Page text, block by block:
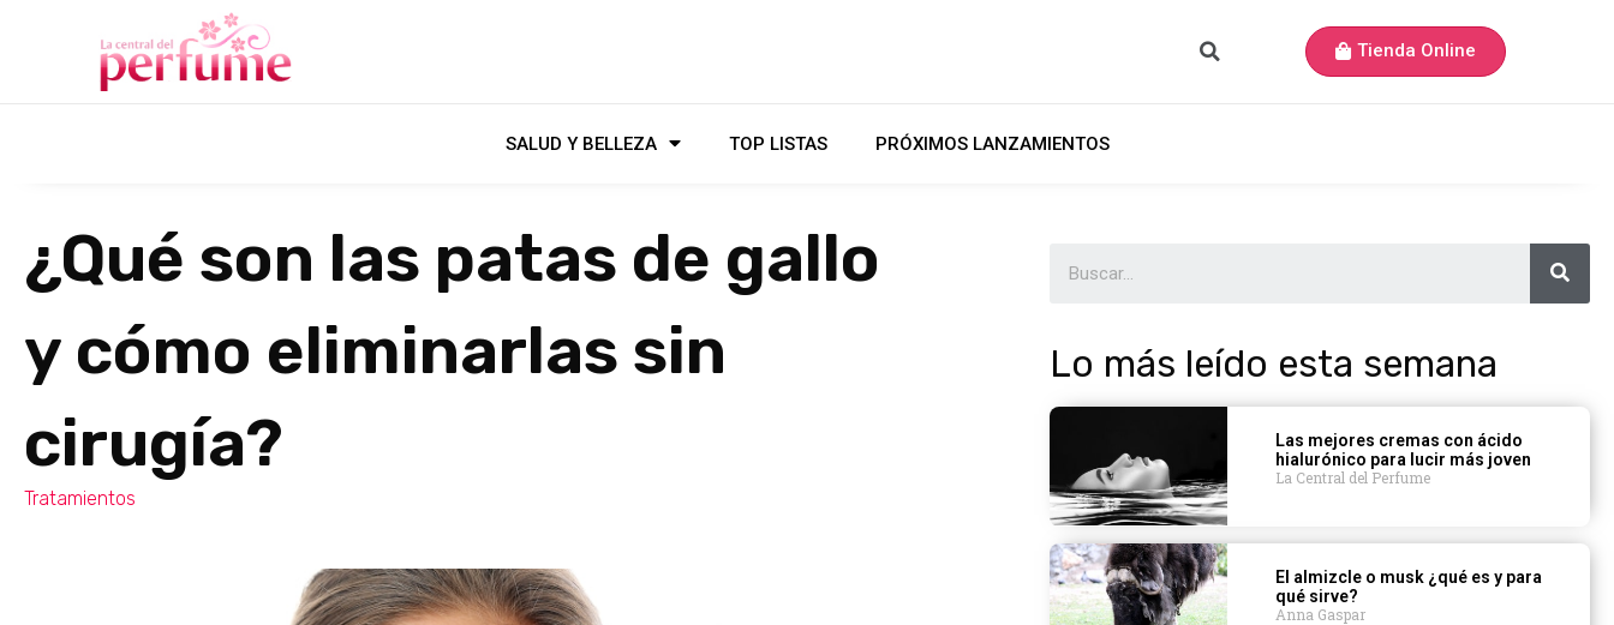
Tienda Online
SALUD Y BELLEZA TOP LISTAS PRÓXIMOS LANZAMIENTOS
¿Qué son las patas de gallo
y cómo eliminarlas sin
cirugía?
Tratamientos
Lo más leído esta semana
Las mejores cremas con ácido
hialurónico para lucir más joven
La Central del Perfume
El almizcle o musk ¿qué es y para
qué sirve?
Anna Gaspar